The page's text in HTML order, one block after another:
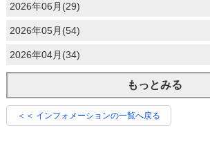
2026年06月(29)
2026年05月(54)
2026年04月(34)
もっとみる
＜＜ インフォメーションの一覧へ戻る